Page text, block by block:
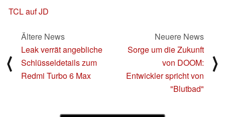
TCL auf JD
⟨
Ältere News
Leak verrät angebliche
Schlüsseldetails zum
Redmi Turbo 6 Max
Neuere News
Sorge um die Zukunft
von DOOM:
Entwickler spricht von
"Blutbad"
⟩